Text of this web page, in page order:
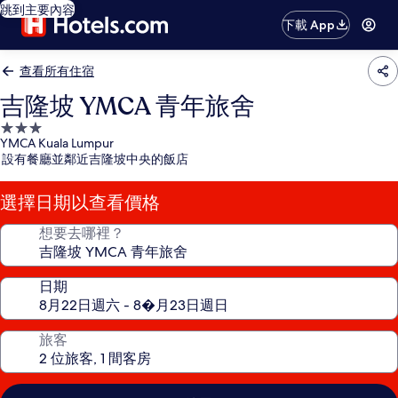
跳到主要內容
下載 App
查看所有住宿
吉隆坡 YMCA 青年旅舍
3.0
星
級
住
宿
YMCA Kuala Lumpur
設有餐廳並鄰近吉隆坡中央的飯店
選擇日期以查看價格
想要去哪裡？
日期
旅客